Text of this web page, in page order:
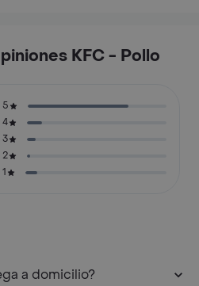
KFC - Pollo
5
4
3
2
1
a domicilio?